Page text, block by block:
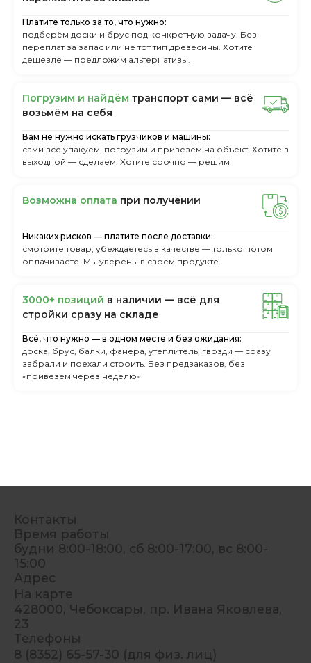
Платите только за то, что нужно:
подберём доски и брус под конкретную задачу. Без
переплат за запас или не тот тип древесины. Хотите
дешевле — предложим альтернативы.
Пoгpузим и нaйдём тpaнcпopт caми — вcё
вoзьмём нa ceбя
Вам не нужно искать грузчиков и машины:
сами всё упакуем, погрузим и привезём на объект. Хотите в
выходной — сделаем. Хотите срочно — решим
Boзмoжнa oплaтa пpи пoлучeнии
Никаких рисков — платите после доставки:
смотрите товар, убеждаетесь в качестве — только потом
оплачиваете. Мы уверены в своём продукте
3000+ пoзиций в нaличии — вcё для
cтpoйки cpaзу нa cклaдe
Всё, что нужно — в одном месте и без ожидания:
доска, брус, балки, фанера, утеплитель, гвозди — сразу
забрали и поехали строить. Без предзаказов, без
«привезём через неделю»
Контакты
Время работы
будни 8:00-18:00, сб 8:00-17:00, вс 8:00-
15:00
Адрес
На карте
428000, Чебоксары, пр. Ивана Яковлева,
23
Телефоны
8 (8352) 65-57-30 (для физ. лиц)